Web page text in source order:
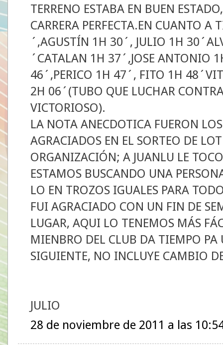
TERRENO ESTABA EN BUEN
CARRERA PERFECTA.EN CUANTO A
´,AGUSTÍN 1H 30´, JULIO 1H
´CATALAN 1H 37´,JOSE ANTONIO
46´,PERICO 1H 47´, FITO 1H
2H 06´(TUBO QUE LUCHAR
VICTORIOSO).
LA NOTA ANECDOTICA FUERON
AGRACIADOS EN EL SORTEO DE
ORGANIZACIÓN; A JUANLU LE
ESTAMOS BUSCANDO UNA
LO EN TROZOS IGUALES PARA
FUI AGRACIADO CON UN FIN DE
LUGAR, AQUI LO TENEMOS MÁS
MIENBRO DEL CLUB DA TIEMPO PA
SIGUIENTE, NO INCLUYE CAMBIO
JULIO
28 de noviembre de 2011 a las